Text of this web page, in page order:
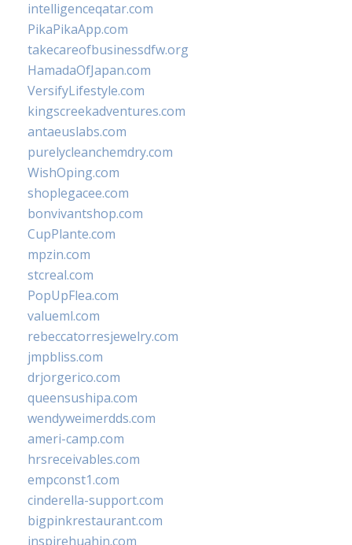
intelligenceqatar.com
PikaPikaApp.com
takecareofbusinessdfw.org
HamadaOfJapan.com
VersifyLifestyle.com
kingscreekadventures.com
antaeuslabs.com
purelycleanchemdry.com
WishOping.com
shoplegacee.com
bonvivantshop.com
CupPlante.com
mpzin.com
stcreal.com
PopUpFlea.com
valueml.com
rebeccatorresjewelry.com
jmpbliss.com
drjorgerico.com
queensushipa.com
wendyweimerdds.com
ameri-camp.com
hrsreceivables.com
empconst1.com
cinderella-support.com
bigpinkrestaurant.com
inspirehuahin.com